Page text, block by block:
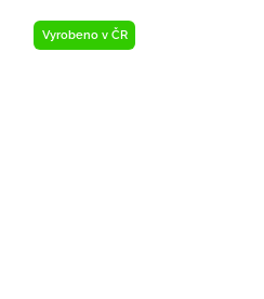
Vyrobeno v ČR